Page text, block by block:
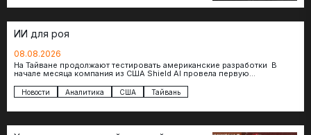
ИИ для роя
08.08.2026
На Тайване продолжают тестировать американские разработки В
начале месяца компания из США Shield AI провела первую
Новости Аналитика США Тайвань